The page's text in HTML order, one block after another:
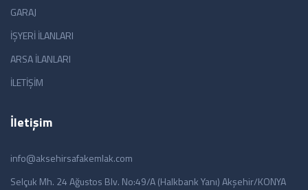
GARAJ
İŞYERİ İLANLARI
ARSA İLANLARI
İLETİŞİM
İletişim
info@aksehirsafakemlak.com
Selçuk Mh. 24 Ağustos Blv. No:49/A (Halkbank Yanı) Akşehir/KONYA